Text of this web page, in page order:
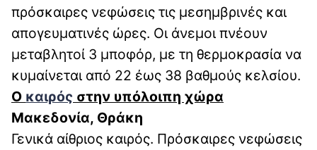
πρόσκαιρες νεφώσεις τις μεσημβρινές και
απογευματινές ώρες. Οι άνεμοι πνέουν
μεταβλητοί 3 μποφόρ, με τη θερμοκρασία να
κυμαίνεται από 22 έως 38 βαθμούς κελσίου.
Ο καιρός στην υπόλοιπη χώρα
Μακεδονία, Θράκη
Γενικά αίθριος καιρός. Πρόσκαιρες νεφώσεις